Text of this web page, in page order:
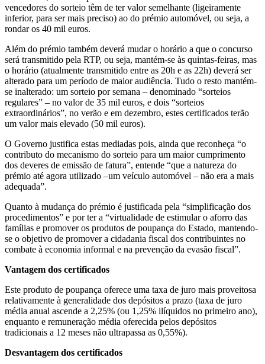
vencedores do sorteio têm de ter valor semelhante (ligeiramente
inferior, para ser mais preciso) ao do prémio automóvel, ou seja, a
rondar os 40 mil euros.
Além do prémio também deverá mudar o horário a que o concurso
será transmitido pela RTP, ou seja, mantém-se às quintas-feiras, mas
o horário (atualmente transmitido entre as 20h e as 22h) deverá ser
alterado para um período de maior audiência. Tudo o resto mantém-
se inalterado: um sorteio por semana – denominado “sorteios
regulares” – no valor de 35 mil euros, e dois “sorteios
extraordinários”, no verão e em dezembro, estes certificados terão
um valor mais elevado (50 mil euros).
O Governo justifica estas mediadas pois, ainda que reconheça “o
contributo do mecanismo do sorteio para um maior cumprimento
dos deveres de emissão de fatura”, entende “que a natureza do
prémio até agora utilizado –um veículo automóvel – não era a mais
adequada”.
Quanto à mudança do prémio é justificada pela “simplificação dos
procedimentos” e por ter a “virtualidade de estimular o aforro das
famílias e promover os produtos de poupança do Estado, mantendo-
se o objetivo de promover a cidadania fiscal dos contribuintes no
combate à economia informal e na prevenção da evasão fiscal”.
Vantagem dos certificados
Este produto de poupança oferece uma taxa de juro mais proveitosa
relativamente à generalidade dos depósitos a prazo (taxa de juro
média anual ascende a 2,25% (ou 1,25% ilíquidos no primeiro ano),
enquanto e remuneração média oferecida pelos depósitos
tradicionais a 12 meses não ultrapassa as 0,55%).
Desvantagem dos certificados